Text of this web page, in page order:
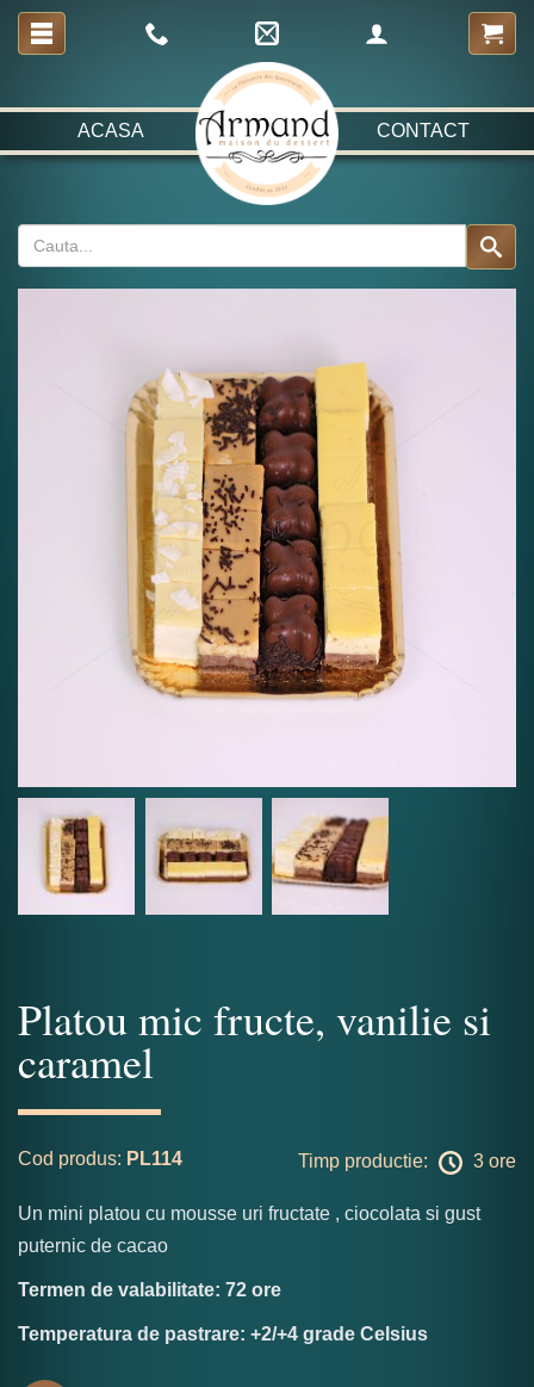
ACASA CONTACT
Platou mic fructe, vanilie si
caramel
Cod produs: PL114 Timp productie: 3 ore
Un mini platou cu mousse uri fructate , ciocolata si gust
puternic de cacao
Termen de valabilitate: 72 ore
Temperatura de pastrare: +2/+4 grade Celsius